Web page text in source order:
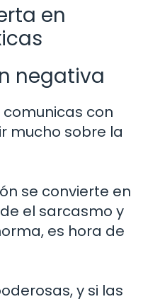
en
negativa
con
mucho sobre la
se convierte en
el sarcasmo y
es hora de
y si las